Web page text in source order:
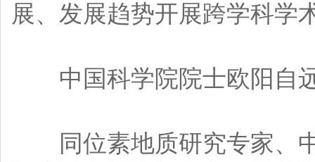
展、发展趋势开展跨学科学
中国科学院院士欧阳自远
同位素地质研究专家、中